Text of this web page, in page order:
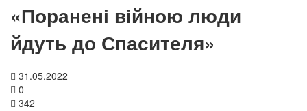
«Поранені війною люди
йдуть до Спасителя»
31.05.2022
0
342